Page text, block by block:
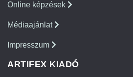
Online képzések
Médiaajánlat
Impresszum
ARTIFEX KIADÓ